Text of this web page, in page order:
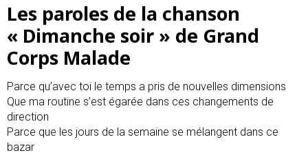
Les paroles de la chanson
« Dimanche soir » de Grand
Corps Malade
Parce qu’avec toi le temps a pris de nouvelles dimensions
Que ma routine s’est égarée dans ces changements de
direction
Parce que les jours de la semaine se mélangent dans ce
bazar